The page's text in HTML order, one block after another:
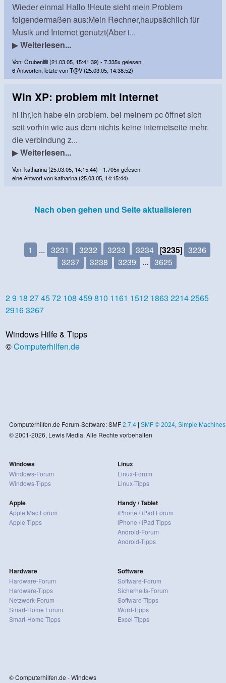
Wieder einmal Hallo !Heute sieht mein Problem
folgendermaßen aus:Mein Rechner,haupsächlich für
Musik und Internet genutzt(Aber i...
▶Weiterlesen...
Von: Grubenlilli (21.03.05, 15:41:39) - 7.335x gelesen.
6 Antworten, letzte von T@V (25.03.05, 14:38:52)
Win XP: problem mit internet
hi ihr,ich habe ein problem. bei meinem pc öffnet sich
seit vorhin wie aus dem nichts keine internetseite mehr.
die verbindung z...
▶Weiterlesen...
Von: katharina (25.03.05, 14:15:44) - 1.705x gelesen.
eine Antwort von katharina (25.03.05, 14:15:44)
Nach oben gehen und Seite aktualisieren
1 ... 3231 3232 3233 3234 [3235] 3236
3237
3238 3239 ... 3625
29 18 274572 108 459 810 1161 1512 1863 22142565
29163267
Windows Hilfe & Tipps
©Computerhilfen.de
Computerhilfen.de Forum-Software: SMF 2.7.4| SMF © 2024, Simple Machines
© 2001-2026, Lewis Media. Alle Rechte vorbehalten
Windows
Windows-Forum
Windows-Tipps
Apple
Apple Mac Forum
Apple Tipps
Linux
Linux-Forum
Linux-Tipps
Handy / Tablet
iPhone / iPad Forum
iPhone / iPad Tipps
Android-Forum
Android-Tipps
Hardware
Hardware-Forum
Hardware-Tipps
Netzwerk-Forum
Smart-Home Forum
Smart-Home Tipps
Software
Software-Forum
Sicherheits-Forum
Software-Tipps
Word-Tipps
Excel-Tipps
© Computerhilfen.de - Windows